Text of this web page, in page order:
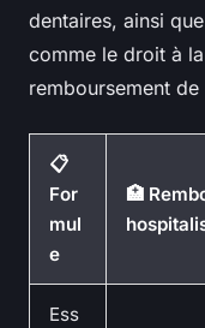
dentaires, ainsi
comme le droit à
remboursement
📋
For
mul
e
🏥
Ess